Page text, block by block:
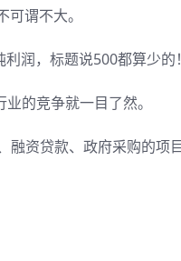
谓不大。
润，标题说500都算少的
的竞争就一目了然。
融资贷款、政府采购的项